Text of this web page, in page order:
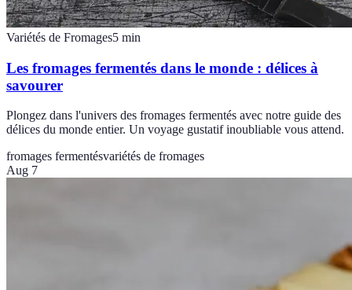
Variétés de Fromages5 min
Les fromages fermentés dans le monde : délices à
savourer
Plongez dans l'univers des fromages fermentés avec notre guide des
délices du monde entier. Un voyage gustatif inoubliable vous attend.
fromages fermentésvariétés de fromages
Aug 7